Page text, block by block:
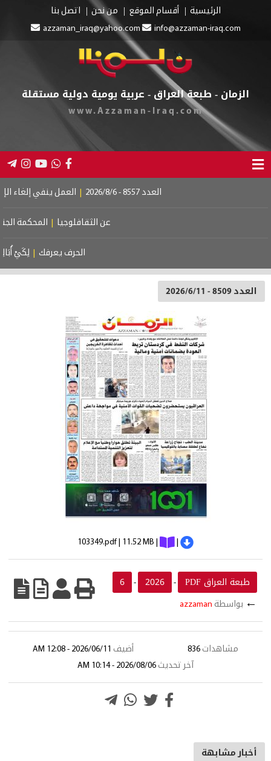
الرئيسية أقسام الموقع من نحن
اتصل بنا
azzaman_iraq@yahoo.com
info@azzaman-iraq.com
الزمان - طبعة العراق - عربية يومية دولية مستقلة
www.Azzaman-Iraq.com
العدد 8557 - 2026/8/6 | العمل ينفي إلغاء
عن الثقافلوجيا | المحكمة
الحرف يعرفك | لِكَيْ
العدد 8509 - 2026/6/11
103349.pdf | 11.52 MB |
طبعة العراق PDF -
2026
-
6
← بواسطة azzaman
مشاهدات 836 أضيف 2026/06/11 - 12:08 AM
آخر تحديث 2026/08/06 - 10:14 AM
أخبار مشابهة